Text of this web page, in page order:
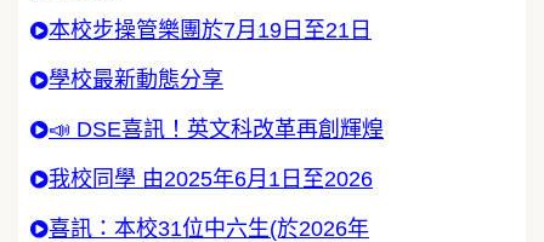
本校步操管樂團於7月19日至21日
學校最新動態分享
📣 DSE喜訊！英文科改革再創輝煌
我校同學 由2025年6月1日至2026
喜訊：本校31位中六生(於2026年